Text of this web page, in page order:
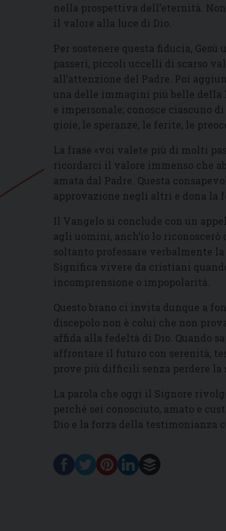
nella prospettiva dell’eternità.
il valore alla luce di Dio.
Per sostenere questa fiducia,
passeri, piccoli uccelli di scarso
all’attenzione del Padre. Poi
una delle immagini più belle della
e impersonale; conosce ciascuno
gioie, le speranze, le ferite, le
La frase «voi valete più di molti
ricordarci il valore immenso che
amata dal Padre. Questa
approvazione negli altri e dona la
Il Vangelo si conclude con un
agli uomini, anch’io lo
soltanto professare verbalmente
Significa vivere da cristiani
incomprensione o impopolarità.
Questo brano ci invita dunque a
discepolo non è colui che non
affida alla fedeltà di Dio. Quando
affrontare il futuro con serenità,
prove più difficili senza perdere la
La parola che oggi il Signore
perché sei conosciuto, amato e
Dio e la forza della testimonianza